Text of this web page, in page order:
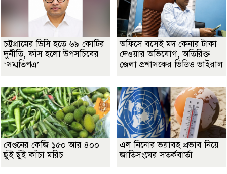
চট্টগ্রামের ডিসি হতে ৬৯ কোটির
দুর্নীতি, ফাঁস হলো উপসচিবের
‘সম্মতিপত্র’
অফিসে বসেই মদ কেনার টাকা
দেওয়ার অভিযোগ, অতিরিক্ত
জেলা প্রশাসকের ভিডিও ভাইরাল
বেগুনের কেজি ১৫০ আর ৪০০
ছুঁই ছুঁই কাঁচা মরিচ
এল নিনোর ভয়াবহ প্রভাব নিয়ে
জাতিসংঘের সতর্কবার্তা